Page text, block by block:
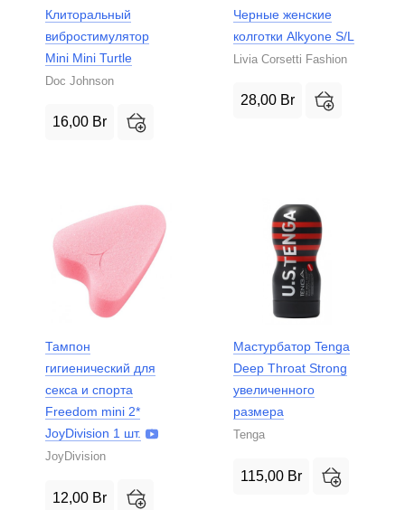
Клиторальный
вибростимулятор
Mini Mini Turtle
Doc Johnson
16,00 Br
Черные женские
колготки Alkyone S/L
Livia Corsetti Fashion
28,00 Br
Тампон
гигиенический для
секса и спорта
Freedom mini 2*
JoyDivision 1 шт.
JoyDivision
12,00 Br
Мастурбатор Tenga
Deep Throat Strong
увеличенного
размера
Tenga
115,00 Br